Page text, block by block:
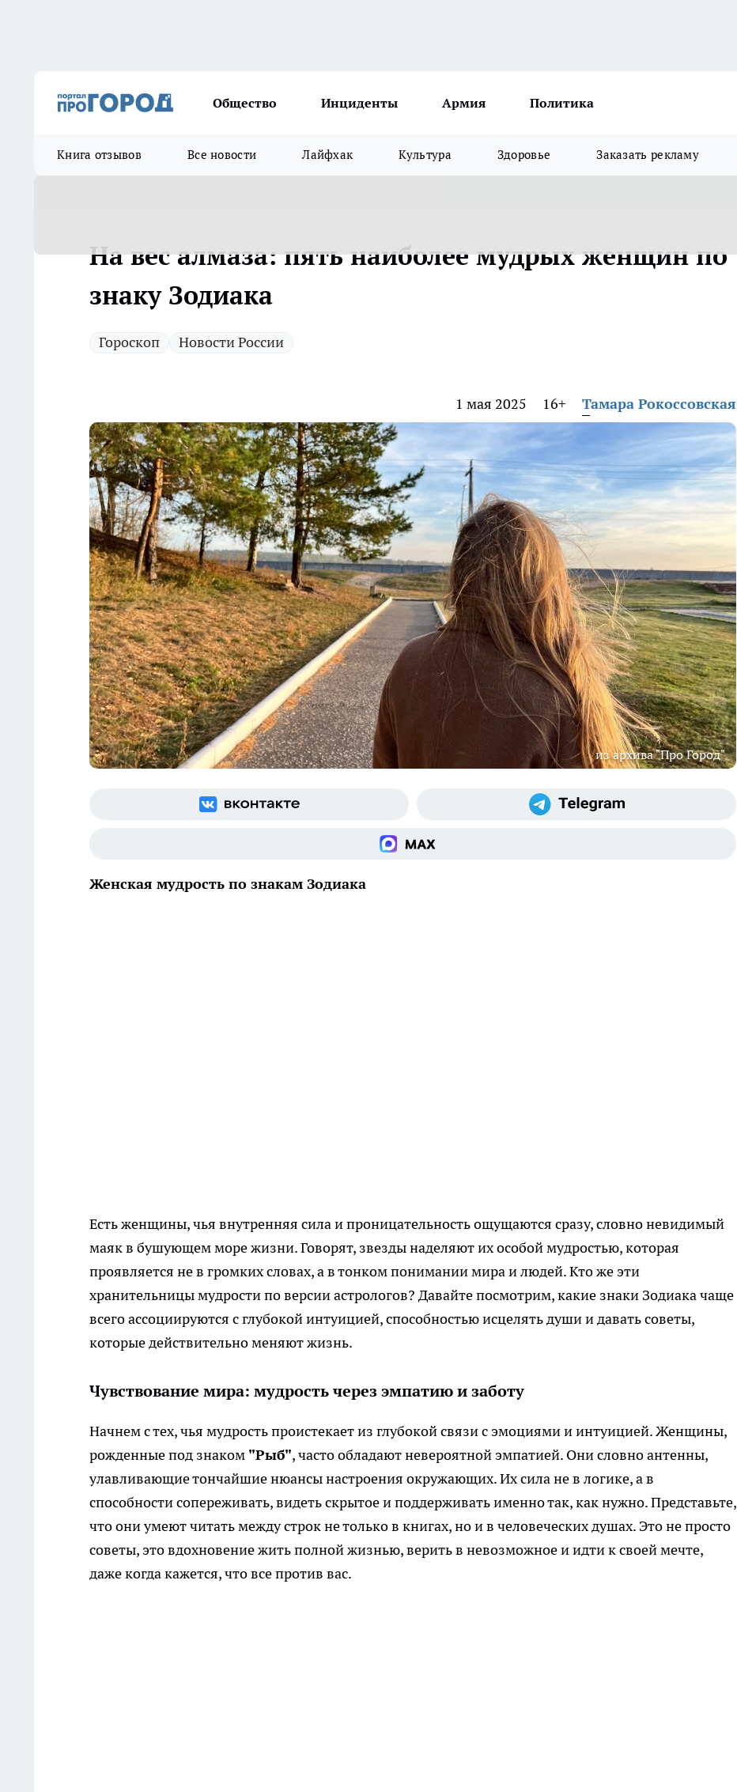
Общество Инциденты Армия Политика
Книга отзывов Все новости Лайфхак Культура Здоровье Заказать рекламу
На вес алмаза: пять наиболее мудрых женщин по
знаку Зодиака
Гороскоп Новости России
1 мая 2025 16+ Тамара Рокоссовская
из архива "Про Город"
Женская мудрость по знакам Зодиака
Есть женщины, чья внутренняя сила и проницательность ощущаются сразу, словно невидимый
маяк в бушующем море жизни. Говорят, звезды наделяют их особой мудростью, которая
проявляется не в громких словах, а в тонком понимании мира и людей. Кто же эти
хранительницы мудрости по версии астрологов? Давайте посмотрим, какие знаки Зодиака чаще
всего ассоциируются с глубокой интуицией, способностью исцелять души и давать советы,
которые действительно меняют жизнь.
Чувствование мира: мудрость через эмпатию и заботу
Начнем с тех, чья мудрость проистекает из глубокой связи с эмоциями и интуицией. Женщины,
рожденные под знаком "Рыб", часто обладают невероятной эмпатией. Они словно антенны,
улавливающие тончайшие нюансы настроения окружающих. Их сила не в логике, а в
способности сопереживать, видеть скрытое и поддерживать именно так, как нужно. Представьте,
что они умеют читать между строк не только в книгах, но и в человеческих душах. Это не просто
советы, это вдохновение жить полной жизнью, верить в невозможное и идти к своей мечте,
даже когда кажется, что все против вас.